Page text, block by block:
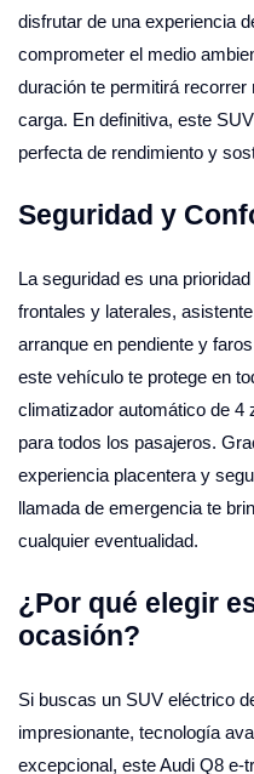
disfrutar de una experiencia
comprometer el medio
duración te permitirá
carga. En definitiva, este
perfecta de rendimiento y
Seguridad y
La seguridad es una
frontales y laterales,
arranque en pendiente y
este vehículo te protege en
climatizador automático de 4
para todos los pasajeros.
experiencia placentera y
llamada de emergencia te
cualquier eventualidad.
¿Por qué elegir
ocasión?
Si buscas un SUV eléctrico
impresionante, tecnología
excepcional, este Audi Q8 e-